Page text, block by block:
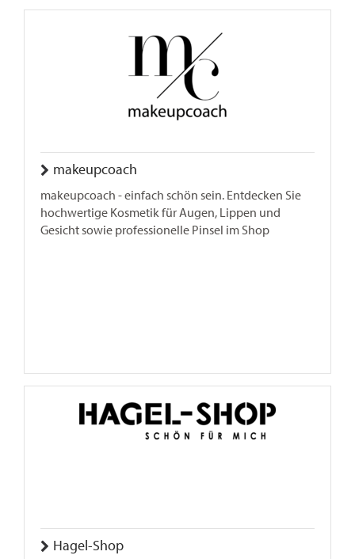
makeupcoach
makeupcoach - einfach schön sein. Entdecken Sie
hochwertige Kosmetik für Augen, Lippen und
Gesicht sowie professionelle Pinsel im Shop
Hagel-Shop